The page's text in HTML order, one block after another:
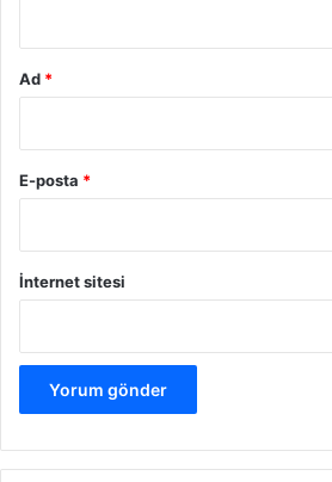
Ad *
E-posta *
İnternet sitesi